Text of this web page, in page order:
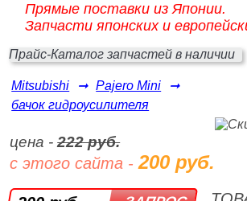
Прямые поставки из Японии.
Запчасти японских и
Прайс-Каталог запчастей в наличии
Mitsubishi ➞ Pajero Mini
➞
бачок гидроусилителя
цена -222 руб.
с этого сайта -200 руб.